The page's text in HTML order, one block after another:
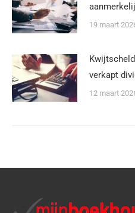
19 maart
verkapt
12 maart